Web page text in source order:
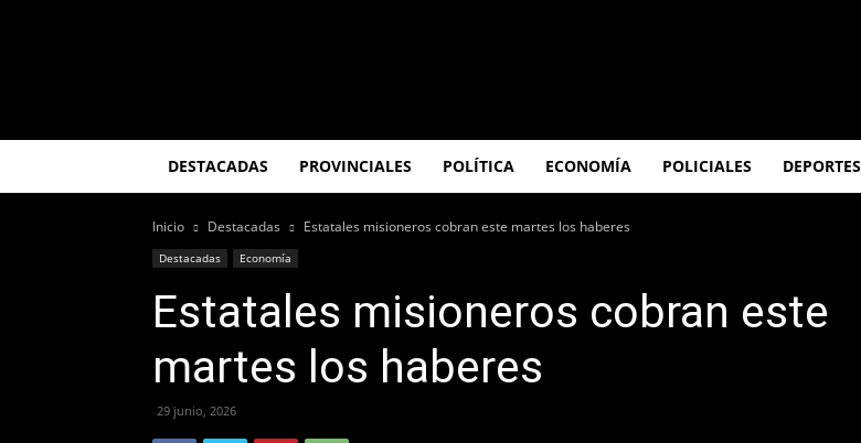
DESTACADAS PROVINCIALES POLÍTICA ECONOMÍA POLICIALES DEPORTES
Inicio Destacadas Estatales misioneros cobran este martes los haberes
Destacadas Economía
Estatales misioneros cobran este
martes los haberes
29 junio, 2026